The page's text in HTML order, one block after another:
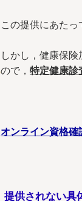
この提供にあたっ
しかし，健康保
ので， 特定健康診
オンライン資格確
提供されない具